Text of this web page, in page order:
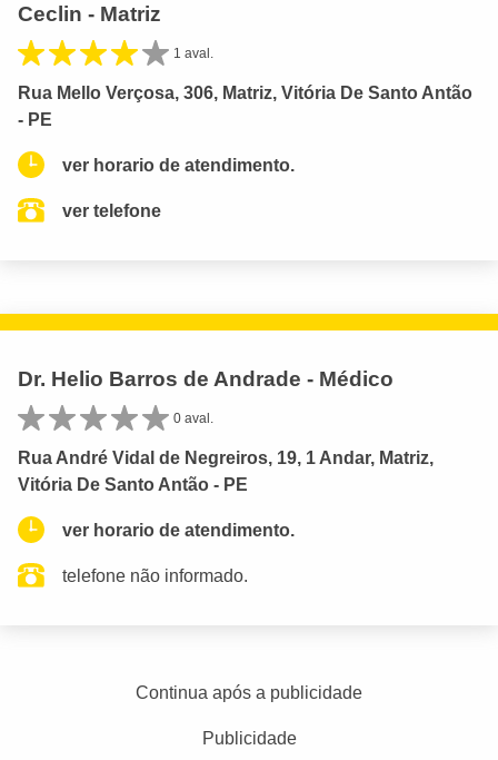
Ceclin - Matriz
1 aval.
Rua Mello Verçosa, 306, Matriz, Vitória De Santo Antão
- PE
ver horario de atendimento.
ver telefone
Dr. Helio Barros de Andrade - Médico
0 aval.
Rua André Vidal de Negreiros, 19, 1 Andar, Matriz,
Vitória De Santo Antão - PE
ver horario de atendimento.
telefone não informado.
Continua após a publicidade
Publicidade